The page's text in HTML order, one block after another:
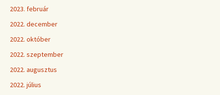
2023. február
2022. december
2022. október
2022. szeptember
2022. augusztus
2022. július